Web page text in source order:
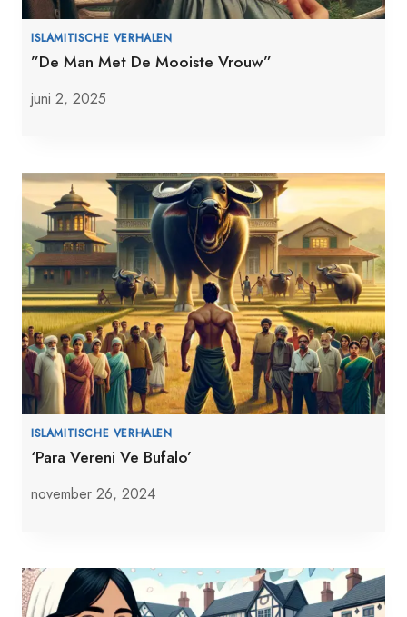
ISLAMITISCHE VERHALEN
”De Man Met De Mooiste Vrouw”
juni 2, 2025
ISLAMITISCHE VERHALEN
‘Para Vereni Ve Bufalo’
november 26, 2024